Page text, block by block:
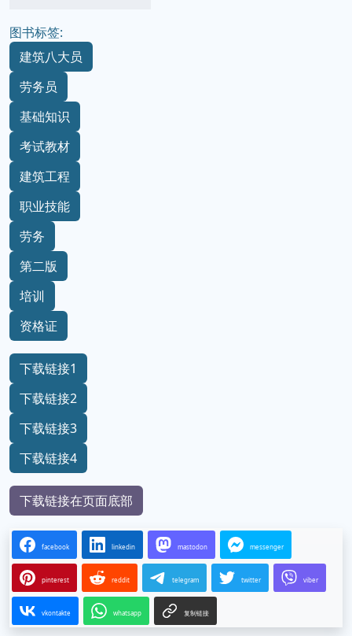
图书标签:
建筑八大员
劳务员
基础知识
考试教材
建筑工程
职业技能
劳务
第二版
培训
资格证
下载链接1
下载链接2
下载链接3
下载链接4
下载链接在页面底部
facebook linkedin mastodon messenger
pinterest reddit telegram twitter viber
vkontakte whatsapp 复制链接